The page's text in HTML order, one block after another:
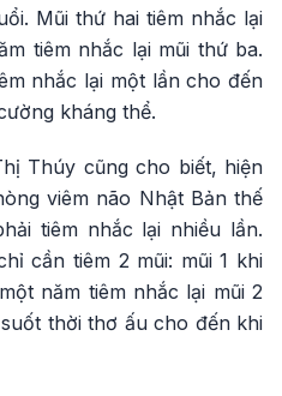
Mũi thứ hai tiêm nhắc lại
tiêm nhắc lại mũi thứ ba.
nhắc lại một lần cho đến
kháng thể.
Thúy cũng cho biết, hiện
viêm não Nhật Bản thế
tiêm nhắc lại nhiều lần.
cần tiêm 2 mũi: mũi 1 khi
năm tiêm nhắc lại mũi 2
thời thơ ấu cho đến khi